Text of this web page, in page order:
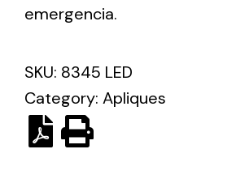
Ventilation
The incorporation of Novovent into
emergencia.
SKU: 8345 LED
Category: Apliques